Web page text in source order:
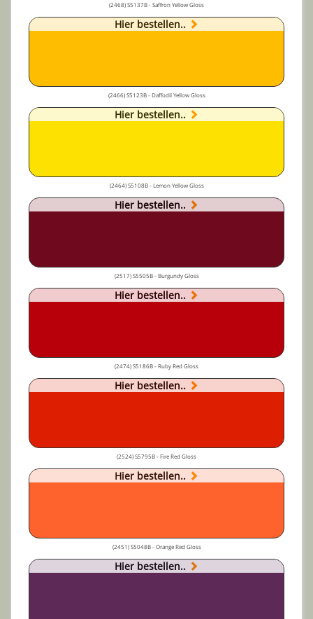
(2468) S5137B - Saffron Yellow Gloss
Hier bestellen..
(2466) S5123B - Daffodil Yellow Gloss
Hier bestellen..
(2464) S5108B - Lemon Yellow Gloss
Hier bestellen..
(2517) S5505B - Burgundy Gloss
Hier bestellen..
(2474) S5186B - Ruby Red Gloss
Hier bestellen..
(2524) S5795B - Fire Red Gloss
Hier bestellen..
(2451) S5048B - Orange Red Gloss
Hier bestellen..